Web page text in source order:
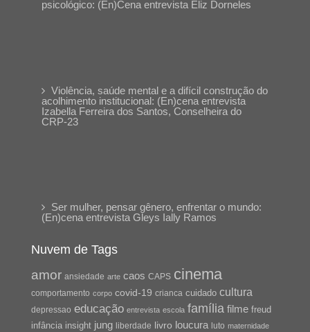
psicológico: (En)Cena entrevista Eliz Dorneles
Violência, saúde mental e a difícil construção do
acolhimento institucional: (En)cena entrevista
Izabella Ferreira dos Santos, Conselheira do
CRP-23
Ser mulher, pensar gênero, enfrentar o mundo:
(En)cena entrevista Gleys Ially Ramos
Nuvem de Tags
amor ansiedade arte caos CAPS cinema
comportamento corpo covid-19 crianca cuidado cultura
depressao educação entrevista escola família filme freud
infância insight jung liberdade livro loucura luto maternidade